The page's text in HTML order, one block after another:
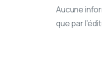
Aucune
que par